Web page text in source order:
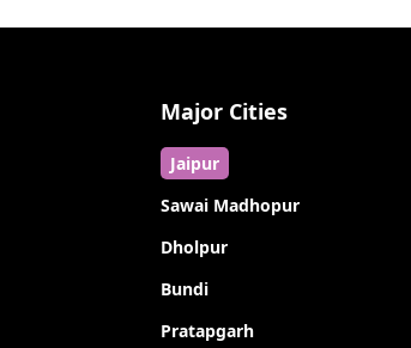
Major Cities
Jaipur
Sawai Madhopur
Dholpur
Bundi
Pratapgarh